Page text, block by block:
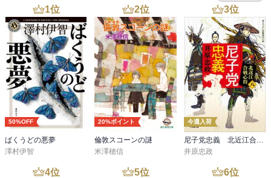
1位
50%OFF
ばくうどの悪夢
澤村伊智
2位
20%ポイント
倫敦スコーンの謎
米澤穂信
3位
今週入荷
井原忠政
4位 5位 6位